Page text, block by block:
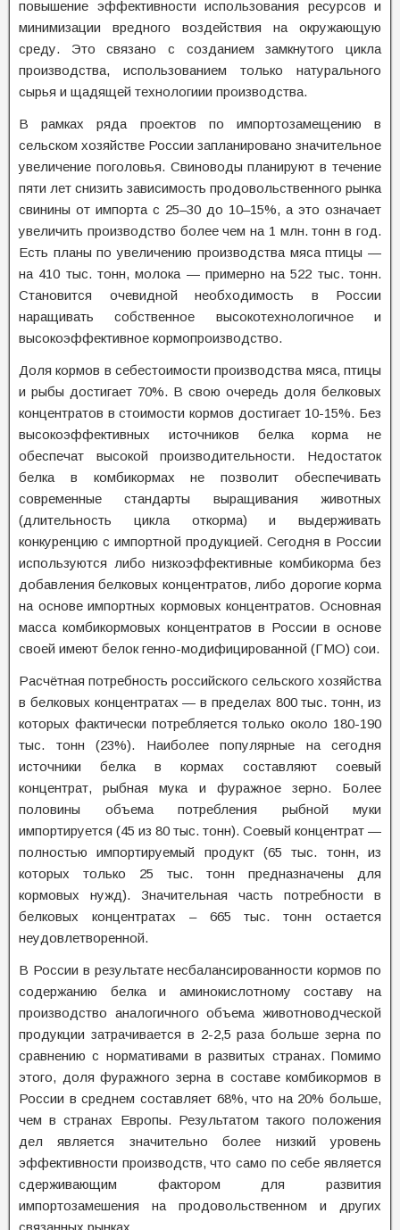
повышение эффективности использования ресурсов и
минимизации вредного воздействия на окружающую
среду. Это связано с созданием замкнутого цикла
производства, использованием только натурального
сырья и щадящей технологиии производства.
В рамках ряда проектов по импортозамещению в
сельском хозяйстве России запланировано значительное
увеличение поголовья. Свиноводы планируют в течение
пяти лет снизить зависимость продовольственного рынка
свинины от импорта с 25–30 до 10–15%, а это означает
увеличить производство более чем на 1 млн. тонн в год.
Есть планы по увеличению производства мяса птицы —
на 410 тыс. тонн, молока — примерно на 522 тыс. тонн.
Становится очевидной необходимость в России
наращивать собственное высокотехнологичное и
высокоэффективное кормопроизводство.
Доля кормов в себестоимости производства мяса, птицы
и рыбы достигает 70%. В свою очередь доля белковых
концентратов в стоимости кормов достигает 10-15%. Без
высокоэффективных источников белка корма не
обеспечат высокой производительности. Недостаток
белка в комбикормах не позволит обеспечивать
современные стандарты выращивания животных
(длительность цикла откорма) и выдерживать
конкуренцию с импортной продукцией. Сегодня в России
используются либо низкоэффективные комбикорма без
добавления белковых концентратов, либо дорогие корма
на основе импортных кормовых концентратов. Основная
масса комбикормовых концентратов в России в основе
своей имеют белок генно-модифицированной (ГМО) сои.
Расчётная потребность российского сельского хозяйства
в белковых концентратах — в пределах 800 тыс. тонн, из
которых фактически потребляется только около 180-190
тыс. тонн (23%). Наиболее популярные на сегодня
источники белка в кормах составляют соевый
концентрат, рыбная мука и фуражное зерно. Более
половины объема потребления рыбной муки
импортируется (45 из 80 тыс. тонн). Соевый концентрат —
полностью импортируемый продукт (65 тыс. тонн, из
которых только 25 тыс. тонн предназначены для
кормовых нужд). Значительная часть потребности в
белковых концентратах – 665 тыс. тонн остается
неудовлетворенной.
В России в результате несбалансированности кормов по
содержанию белка и аминокислотному составу на
производство аналогичного объема животноводческой
продукции затрачивается в 2-2,5 раза больше зерна по
сравнению с нормативами в развитых странах. Помимо
этого, доля фуражного зерна в составе комбикормов в
России в среднем составляет 68%, что на 20% больше,
чем в странах Европы. Результатом такого положения
дел является значительно более низкий уровень
эффективности производств, что само по себе является
сдерживающим фактором для развития
импортозамешения на продовольственном и других
связанных рынках.